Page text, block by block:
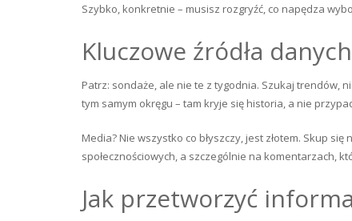
Szybko, konkretnie – musisz rozgryźć, co napędza
Kluczowe źródła danych
Patrz: sondaże, ale nie te z tygodnia. Szukaj trendów,
tym samym okręgu – tam kryje się historia, a nie
Media? Nie wszystko co błyszczy, jest złotem. Skup
społecznościowych, a szczególnie na komentarzach,
Jak przetworzyć